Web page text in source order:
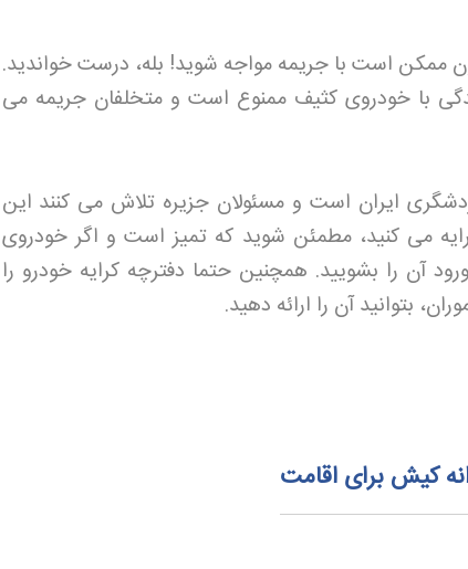
ممکن است با جریمه مواجه شوید! بله، درست خواندید.
با خودروی کثیف ممنوع است و متخلفان جریمه می
ایران است و مسئولان جزیره تلاش می کنند این
می کنید، مطمئن شوید که تمیز است و اگر خودروی
آن را بشویید. همچنین حتما دفترچه کرایه خودرو را
بتوانید آن را ارائه دهید.
کیش برای اقامت